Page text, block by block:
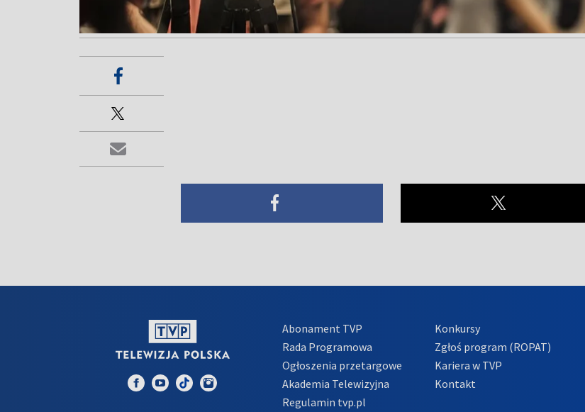
Abonament TVP
Rada Programowa
Ogłoszenia przetargowe
Akademia Telewizyjna
Regulamin tvp.pl
Konkursy
Zgłoś program (ROPAT)
Kariera w TVP
Kontakt